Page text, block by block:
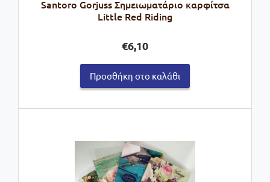
Santoro Gorjuss Σημειωματάριο καρφίτσα
Little Red Riding
€6,10
Προσθήκη στο καλάθι